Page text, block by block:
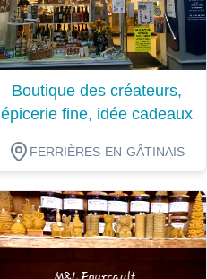
Boutique des créateurs,
épicerie fine, idée cadeaux
FERRIÈRES-EN-GÂTINAIS
Dégustation